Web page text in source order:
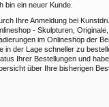
bin ein neuer Kunde.
Ihre Anmeldung bei
- Skulpturen,
im Onlineshop der
in der Lage schneller zu
Ihrer Bestellungen und
über Ihre bisherigen